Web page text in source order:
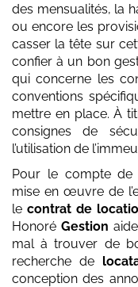
des mensualités, la
ou encore les
casser la tête sur
confier à un bon
qui concerne les
conventions
mettre en place. À
consignes de
l’utilisation de
Pour le compte de
mise en œuvre de
le contrat de
Honoré Gestion
mal à trouver de
recherche de
conception des